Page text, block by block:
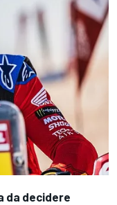
da decidere